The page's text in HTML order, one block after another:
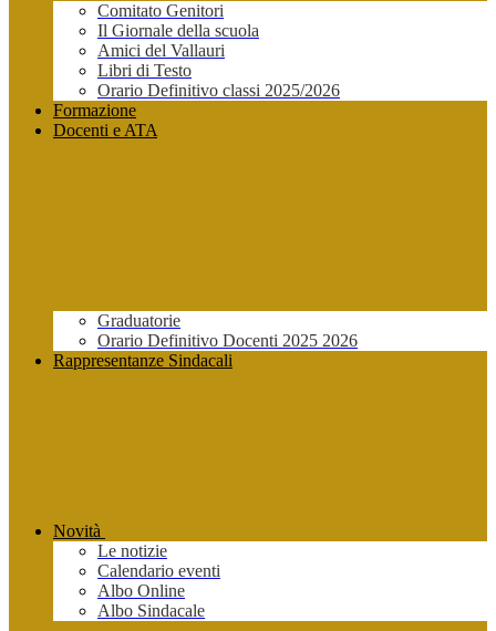
Comitato Genitori
Il Giornale della scuola
Amici del Vallauri
Libri di Testo
Orario Definitivo classi 2025/2026
Formazione
Docenti e ATA
Graduatorie
Orario Definitivo Docenti 2025 2026
Rappresentanze Sindacali
Novità
Le notizie
Calendario eventi
Albo Online
Albo Sindacale